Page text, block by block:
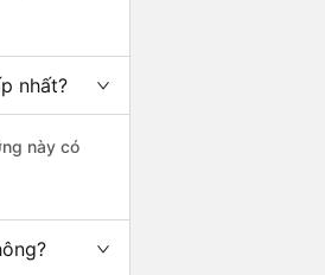
nhất?
này có